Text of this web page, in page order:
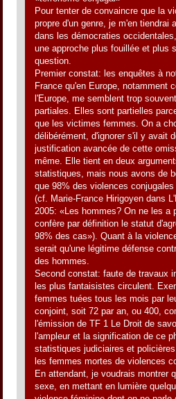
Pour tenter de convaincre que la
propre d'un genre, je m'en tiendrai
dans les démocraties
une approche plus fouillée et plus
question.
Premier constat: les enquêtes à
France qu'en Europe, notamment
l'Europe, me semblent trop
partiales. Elles sont partielles
que les victimes femmes. On a
délibérément, d'ignorer s'il y avait
justification avancée de cette
même. Elle tient en deux
statistiques, mais nous avons de
que 98% des violences
(cf. Marie-France Hirigoyen dans
2005: «Les hommes? On ne les a
confère par définition le statut
98% des cas»). Quant à la
serait qu'une légitime défense
des hommes.
Second constat: faute de travaux
les plus fantaisistes circulent.
femmes tuées tous les mois par
conjoint, soit 72 par an, ou 400,
l'émission de TF 1 Le Droit de
l'ampleur et la signification de ce
statistiques judiciaires et
les femmes mortes de violences
En attendant, je voudrais montrer
sexe, en mettant en lumière